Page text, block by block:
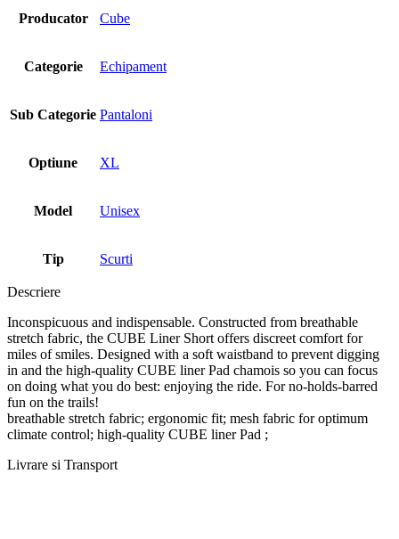
Producator Cube
Categorie Echipament
Sub Categorie Pantaloni
Optiune XL
Model Unisex
Tip Scurti
Descriere
Inconspicuous and indispensable. Constructed from breathable
stretch fabric, the CUBE Liner Short offers discreet comfort for
miles of smiles. Designed with a soft waistband to prevent digging
in and the high-quality CUBE liner Pad chamois so you can focus
on doing what you do best: enjoying the ride. For no-holds-barred
fun on the trails!
breathable stretch fabric; ergonomic fit; mesh fabric for optimum
climate control; high-quality CUBE liner Pad ;
Livrare si Transport